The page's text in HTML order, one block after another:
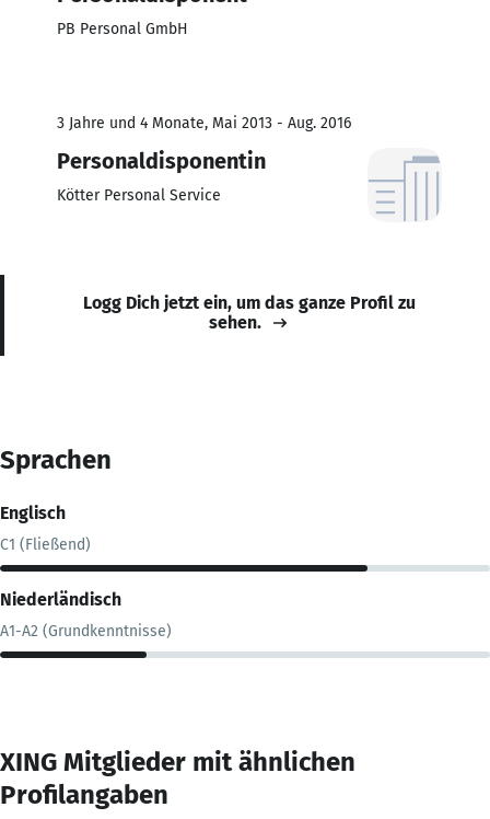
PB Personal GmbH
3 Jahre und 4 Monate, Mai 2013 - Aug. 2016
Personaldisponentin
Kötter Personal Service
Logg Dich jetzt ein, um das ganze Profil zu
sehen.
Sprachen
Englisch
C1 (Fließend)
Niederländisch
A1-A2 (Grundkenntnisse)
XING Mitglieder mit ähnlichen
Profilangaben